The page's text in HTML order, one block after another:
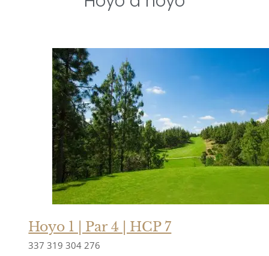
Hoyo 1 | Par 4 | HCP 7
337 319 304 276